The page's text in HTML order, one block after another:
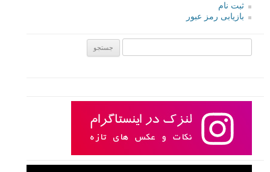
ثبت نام
بازیابی رمز عبور